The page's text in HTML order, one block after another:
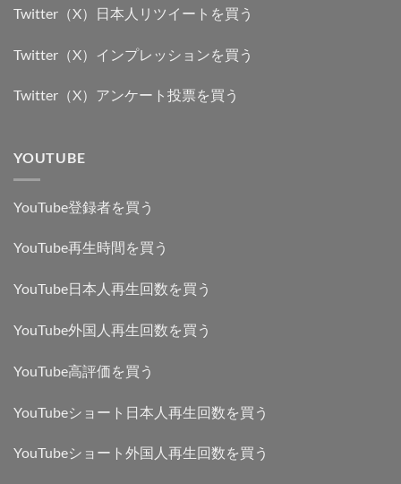
Twitter（X）日本人リツイートを買う
Twitter（X）インプレッションを買う
Twitter（X）アンケート投票を買う
YOUTUBE
YouTube登録者を買う
YouTube再生時間を買う
YouTube日本人再生回数を買う
YouTube外国人再生回数を買う
YouTube高評価を買う
YouTubeショート日本人再生回数を買う
YouTubeショート外国人再生回数を買う